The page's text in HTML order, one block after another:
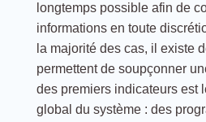
longtemps possible afin de
informations en toute
la majorité des cas, il existe
permettent de soupçonner
des premiers indicateurs est
global du système : des